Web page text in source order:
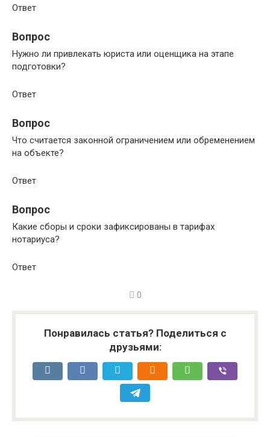
Ответ
Вопрос
Нужно ли привлекать юриста или оценщика на этапе
подготовки?
Ответ
Вопрос
Что считается законной ограничением или обременением
на объекте?
Ответ
Вопрос
Какие сборы и сроки зафиксированы в тарифах
нотариуса?
Ответ
0
Понравилась статья? Поделиться с
друзьями: